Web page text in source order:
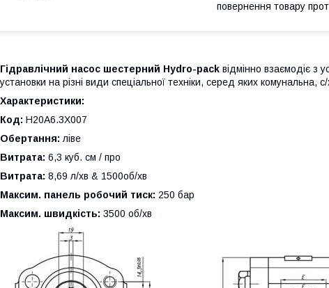
повернення товару
Гідравлічний насос шестерний Hydro-pack відмінно взаємодіє з
установки на різні види спеціальної техніки, серед яких комунальна,
Характеристики:
Код: H20A6.3X007
Обертання:ліве
Витрата: 6,3 куб. см / про
Витрата: 8,69 л/хв & 1500об/хв
Максим. панель робочий тиск: 250 бар
Максим. швидкість: 3500 об/хв